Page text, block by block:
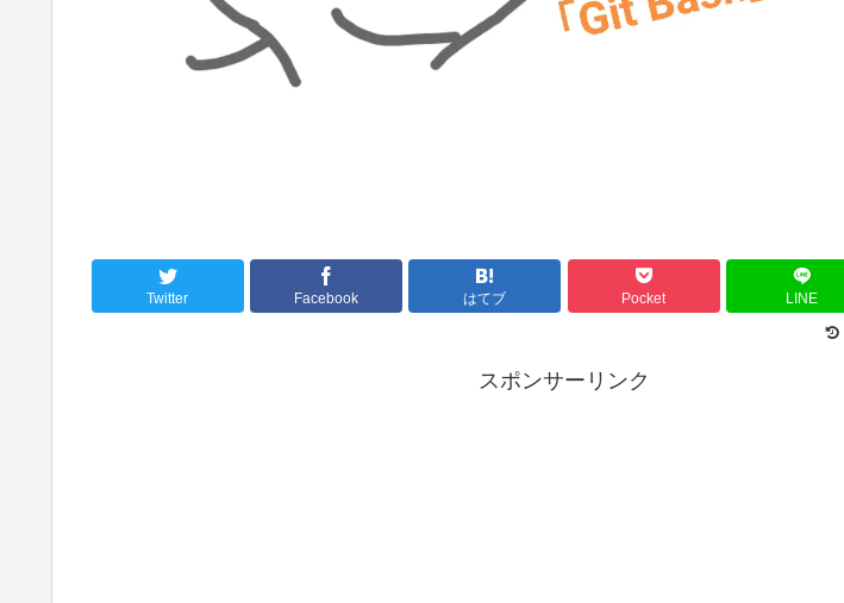
Twitter Facebook はてブ Pocket LINE
スポンサーリンク